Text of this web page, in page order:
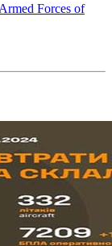
Forces of